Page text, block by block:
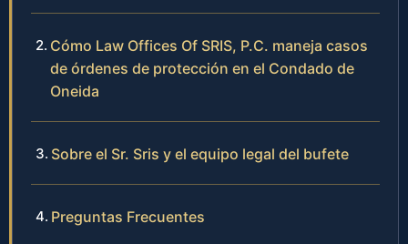
Cómo Law Offices Of SRIS, P.C. maneja casos
de órdenes de protección en el Condado de
Oneida
Sobre el Sr. Sris y el equipo legal del bufete
Preguntas Frecuentes